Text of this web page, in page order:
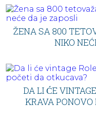
ŽENA SA 800
NIKO
DA LI ĆE
KRAVA